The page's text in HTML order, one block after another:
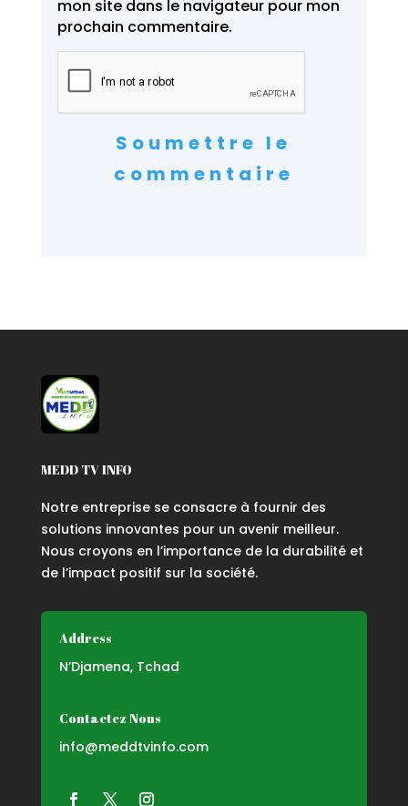
mon site dans le navigateur pour mon
prochain commentaire.
Soumettre le
commentaire
MEDD TV INFO
Notre entreprise se consacre à fournir des
solutions innovantes pour un avenir meilleur.
Nous croyons en l’importance de la durabilité et
de l’impact positif sur la société.
Address
N’Djamena, Tchad
Contactez Nous
info@meddtvinfo.com